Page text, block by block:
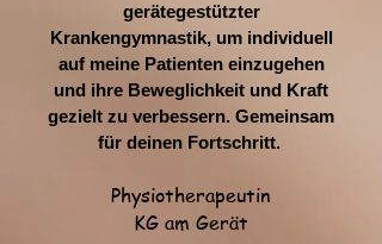
gerätegestützter
Krankengymnastik, um individuell
auf meine Patienten einzugehen
und ihre Beweglichkeit und Kraft
gezielt zu verbessern. Gemeinsam
für deinen Fortschritt.
Physiotherapeutin
KG am Gerät